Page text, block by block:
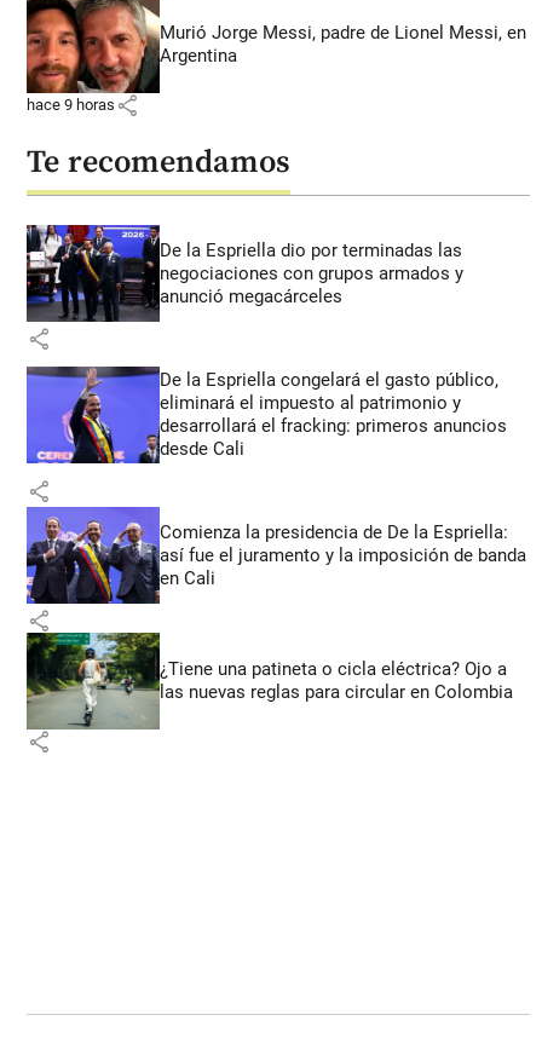
Murió Jorge Messi, padre de Lionel Messi, en
Argentina
hace 9 horas share
Te recomendamos
De la Espriella dio por terminadas las
negociaciones con grupos armados y
anunció megacárceles
share
De la Espriella congelará el gasto público,
eliminará el impuesto al patrimonio y
desarrollará el fracking: primeros anuncios
desde Cali
share
Comienza la presidencia de De la Espriella:
así fue el juramento y la imposición de banda
en Cali
share
¿Tiene una patineta o cicla eléctrica? Ojo a
las nuevas reglas para circular en Colombia
share